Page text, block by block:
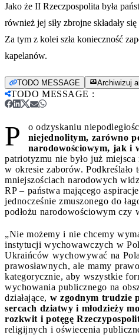
Jako że II Rzeczpospolita była
również jej siły zbrojne składały
Za tym z kolei szła konieczność
kapelanów.
TODO MESSAGE Archiwizuj
TODO MESSAGE :
P o odzyskaniu
niejednolitym, zarówno
narodowościowym, jak i
patriotyzmu nie było już
w okresie zaborów.
mniejszościach narodowych
RP – państwa mającego
jednocześnie zmuszonego do
podłożu narodowościowym czy
„Nie możemy i nie chcemy
instytucji wychowawczych w
Ukraińców wychowywać na
prawosławnych, ale mamy
kategorycznie, aby wszystkie
wychowania publicznego na
działające, w zgodnym trudzie
sercach dziatwy i młodzieży
rozkwit i potęgę
religijnych i oświecenia